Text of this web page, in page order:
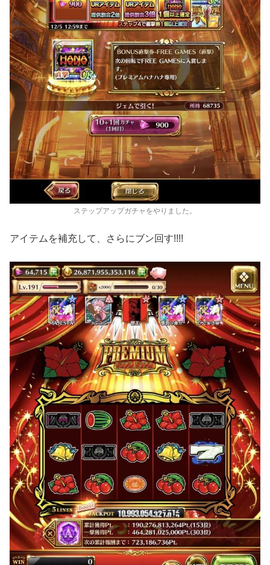
ステップアップガチャをやりました。
アイテムを補充して、さらにブン回す!!!!